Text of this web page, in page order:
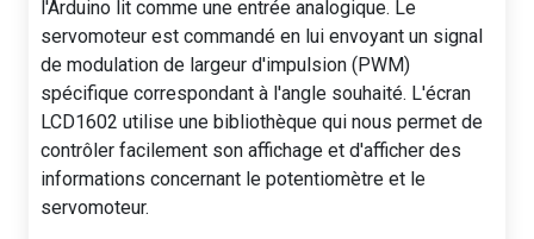
l'Arduino lit comme une entrée analogique. Le
servomoteur est commandé en lui envoyant un signal
de modulation de largeur d'impulsion (PWM)
spécifique correspondant à l'angle souhaité. L'écran
LCD1602 utilise une bibliothèque qui nous permet de
contrôler facilement son affichage et d'afficher des
informations concernant le potentiomètre et le
servomoteur.